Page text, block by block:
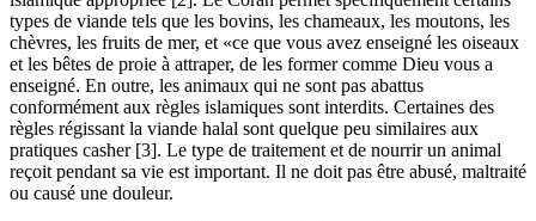
types de viande tels que les bovins, les chameaux, les moutons, les
chèvres, les fruits de mer, et «ce que vous avez enseigné les oiseaux
et les bêtes de proie à attraper, de les former comme Dieu vous a
enseigné. En outre, les animaux qui ne sont pas abattus
conformément aux règles islamiques sont interdits. Certaines des
règles régissant la viande halal sont quelque peu similaires aux
pratiques casher [3]. Le type de traitement et de nourrir un animal
reçoit pendant sa vie est important. Il ne doit pas être abusé, maltraité
ou causé une douleur.